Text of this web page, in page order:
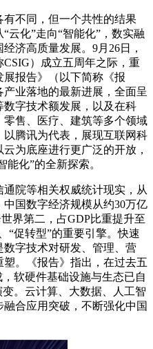
不同，但一个共性的结果
云化”走向“智能化”，数实融
济高质量发展。9月26日，
）成立五周年之际，重
展报告》（以下简称《报
业落地的最新进展，全面呈
字技术额发展，以及在科
售、医疗、建筑等多个领域
腾讯为代表，展现互联网科
为底座进行更广泛的开放，
能化”的全新探索。
院等相关权威统计现实，从
中国数字经济规模从约30万亿
界第二，占GDP比重提升至
“促转型”的重要引擎。快速
字技术对研发、管理、营
。《报告》指出，在过去五
软硬件基础设施与生态已自
。云计算、大数据、人工智
合应用突破，不断强化中国